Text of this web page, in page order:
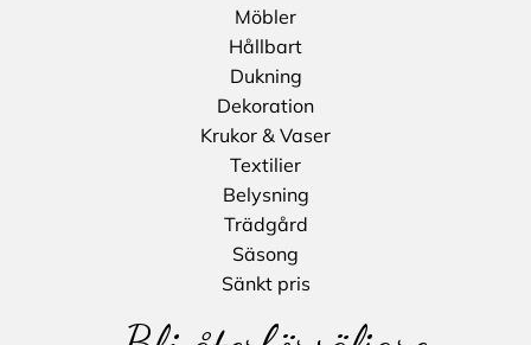
Möbler
Hållbart
Dukning
Dekoration
Krukor & Vaser
Textilier
Belysning
Trädgård
Säsong
Sänkt pris